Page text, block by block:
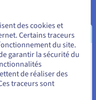
complexes,
les capacités
d'innombrables
ce pouvoir, il faut
éthiques et garantir
défis complexes
en États-
de votre pays (États-
des cookies et
Certains traceurs
du site.
garantir la sécurité du
de réaliser des
traceurs sont